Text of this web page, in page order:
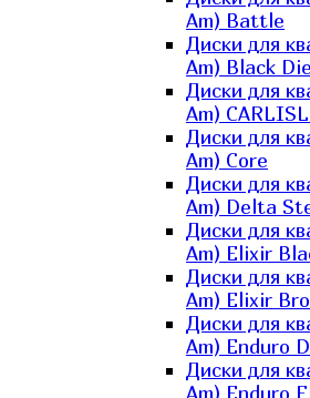
Am) Battle
Диски для
Am) Black
Диски для
Am)
Диски для
Am) Core
Диски для
Am) Delta
Диски для
Am) Elixir
Диски для
Am) Elixir
Диски для
Am) Enduro
Диски для
Am) Enduro